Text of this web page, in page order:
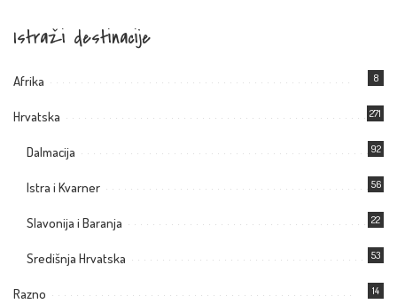
Istraži destinacije
Afrika 8
Hrvatska 271
Dalmacija 92
Istra i Kvarner 56
Slavonija i Baranja 22
Središnja Hrvatska 53
Razno 14